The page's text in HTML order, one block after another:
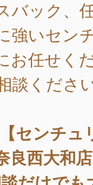
バック、
強いセン
お任せく
談くださ
センチュ
良西大和店